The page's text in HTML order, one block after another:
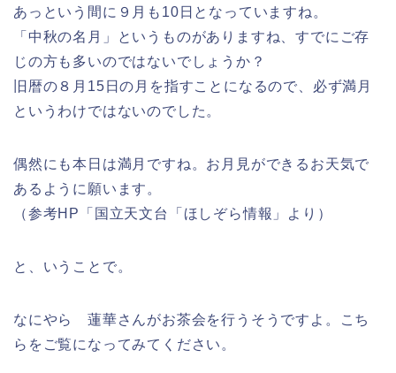
あっという間に９月も10日となっていますね。
「中秋の名月」というものがありますね、すでにご存
じの方も多いのではないでしょうか？
旧暦の８月15日の月を指すことになるので、必ず満月
というわけではないのでした。
偶然にも本日は満月ですね。お月見ができるお天気で
あるように願います。
（参考HP「国立天文台「ほしぞら情報」より）
と、いうことで。
なにやら 蓮華さんがお茶会を行うそうですよ。こち
らをご覧になってみてください。